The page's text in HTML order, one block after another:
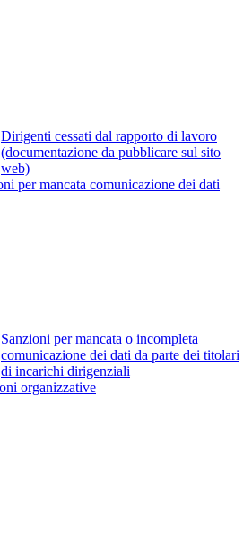
Dirigenti cessati dal rapporto di lavoro
(documentazione da pubblicare sul sito
web)
per mancata comunicazione dei dati
Sanzioni per mancata o incompleta
comunicazione dei dati da parte dei titolari
di incarichi dirigenziali
organizzative